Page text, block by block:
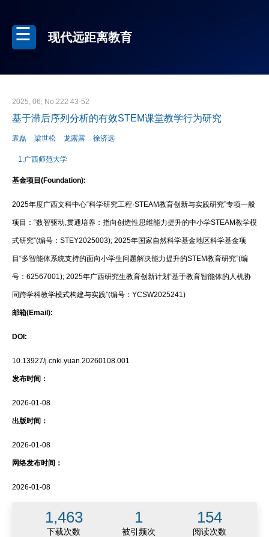
现代远距离教育
2025, 06, No.222 43-52
基于滞后序列分析的有效STEM课堂教学行为研究
袁磊 梁世松 龙露露 徐济远
1.广西师范大学
基金项目(Foundation):
2025年度广西文科中心“科学研究工程·STEAM教育创新与实践研究”专项一般
项目：“数智驱动,贯通培养：指向创造性思维能力提升的中小学STEAM教学模
式研究”(编号：STEY2025003); 2025年国家自然科学基金地区科学基金项
目“多智能体系统支持的面向小学生问题解决能力提升的STEM教育研究”(编
号：62567001); 2025年广西研究生教育创新计划“基于教育智能体的人机协
同跨学科教学模式构建与实践”(编号：YCSW2025241)
邮箱(Email):
DOI:
10.13927/j.cnki.yuan.20260108.001
发布时间：
2026-01-08
出版时间：
2026-01-08
网络发布时间：
2026-01-08
1,463 1 154
下载次数 被引频次 阅读次数